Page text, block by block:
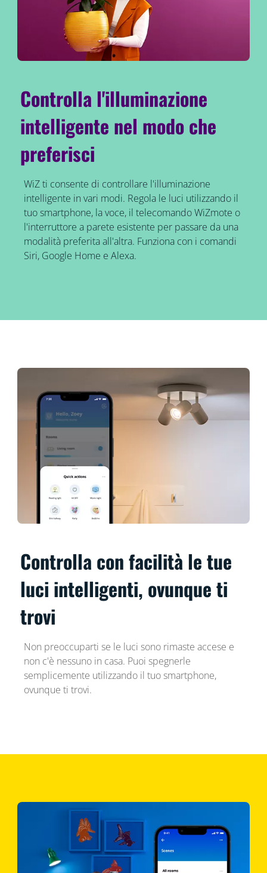
Controlla l'illuminazione
intelligente nel modo che
preferisci
WiZ ti consente di controllare l'illuminazione
intelligente in vari modi. Regola le luci utilizzando il
tuo smartphone, la voce, il telecomando WiZmote o
l'interruttore a parete esistente per passare da una
modalità preferita all'altra. Funziona con i comandi
Siri, Google Home e Alexa.
Controlla con facilità le tue
luci intelligenti, ovunque ti
trovi
Non preoccuparti se le luci sono rimaste accese e
non c'è nessuno in casa. Puoi spegnerle
semplicemente utilizzando il tuo smartphone,
ovunque ti trovi.